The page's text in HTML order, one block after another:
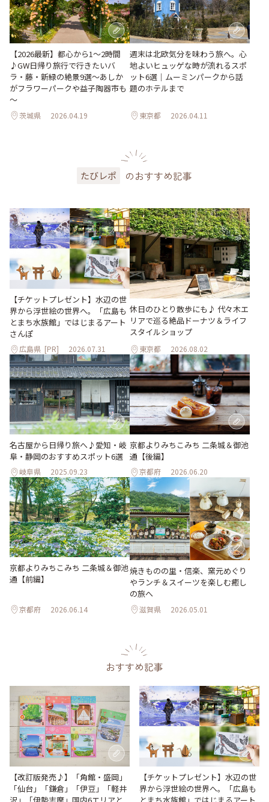
【2026最新】都心から1～2時間
♪GW日帰り旅行で行きたいバ
ラ・藤・新緑の絶景9選～あしか
がフラワーパークや益子陶器市も
～
茨城県 2026.04.19
週末は北欧気分を味わう旅へ。心
地よいヒュッゲな時が流れるスポ
ット6選｜ムーミンパークから話
題のホテルまで
東京都 2026.04.11
たびレポ のおすすめ記事
【チケットプレゼント】水辺の世
界から浮世絵の世界へ。「広島も
とまち水族館」ではじまるアート
さんぽ
広島県 [PR] 2026.07.31
休日のひとり散歩にも♪ 代々木エ
リアで巡る絶品ドーナツ＆ライフ
スタイルショップ
東京都 2026.08.02
名古屋から日帰り旅へ♪愛知・岐
阜・静岡のおすすめスポット6選
岐阜県 2025.09.23
京都よりみちこみち 二条城＆御池
通【後編】
京都府 2026.06.20
京都よりみちこみち 二条城＆御池
通【前編】
京都府 2026.06.14
焼きものの里・信楽、窯元めぐり
やランチ＆スイーツを楽しむ癒し
の旅へ
滋賀県 2026.05.01
おすすめ記事
【改訂版発売♪】「角館・盛岡」
「仙台」「鎌倉」「伊豆」「軽井
沢」「伊勢志摩」国内6エリアと
【チケットプレゼント】水辺の世
界から浮世絵の世界へ。「広島も